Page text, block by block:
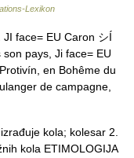
Lexikon
face= EU Caron シÍ
pays, Ji face= EU
en Bohême du
de campagne,
kola; kolesar 2.
kola ETIMOLOGIJA